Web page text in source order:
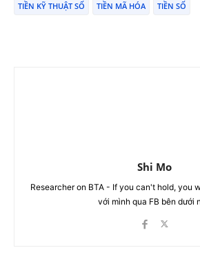
TIỀN KỸ THUẬT SỐ TIỀN MÃ HÓA TIỀN SỐ
Shi Mo
Researcher on BTA - If you can't hold, you
với mình qua FB bên dưới